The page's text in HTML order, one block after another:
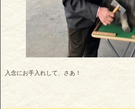
入念にお手入れして、さあ！